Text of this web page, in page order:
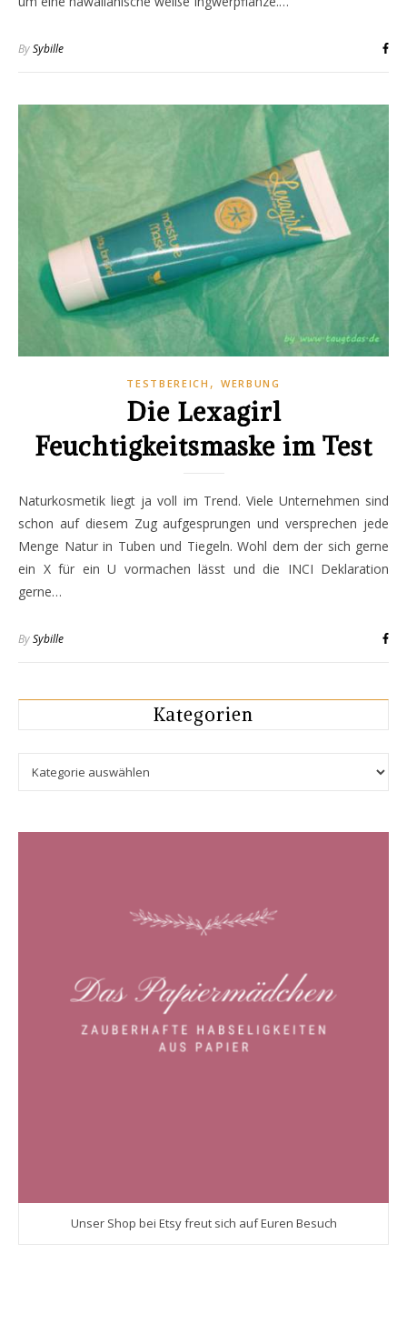
BySybille
TESTBEREICH , WERBUNG
Die Lexagirl
Feuchtigkeitsmaske im Test
Naturkosmetik liegt ja voll im Trend. Viele Unternehmen sind
schon auf diesem Zug aufgesprungen und versprechen jede
Menge Natur in Tuben und Tiegeln. Wohl dem der sich gerne
ein X für ein U vormachen lässt und die INCI Deklaration
gerne…
BySybille
Kategorien
Unser Shop bei Etsy freut sich auf Euren Besuch